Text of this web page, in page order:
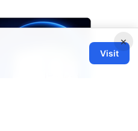
×
Visit